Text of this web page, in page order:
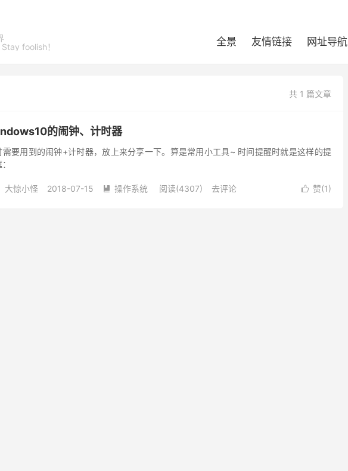
foolish！
全景 友情链接 网址导航
共 1 篇文章
的闹钟、计时器
需要用到的闹钟+计时器，放上来分享一下。算是常用小工具~ 时间提醒时就是这样的提
 赞(1)
大惊小怪 2018-07-15  操作系统 阅读(4307) 去评论